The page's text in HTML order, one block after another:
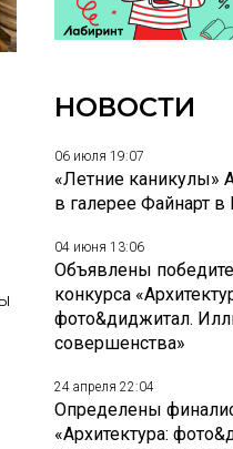
НОВОСТИ
06 июля 19:07
«Летние каникулы»
в галерее Файнарт
04 июня 13:06
Объявлены
конкурса
фото&диджитал.
совершенства»
24 апреля 22:04
Определены
«Архитектура: